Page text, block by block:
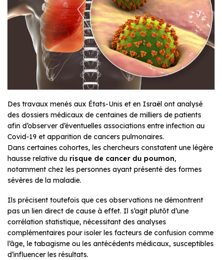
Des travaux menés aux États-Unis et en Israël ont analysé
des dossiers médicaux de centaines de milliers de patients
afin d’observer d’éventuelles associations entre infection au
Covid-19 et apparition de cancers pulmonaires.
Dans certaines cohortes, les chercheurs constatent une légère
hausse relative du risque de cancer du poumon,
notamment chez les personnes ayant présenté des formes
sévères de la maladie.
Ils précisent toutefois que ces observations ne démontrent
pas un lien direct de cause à effet. Il s’agit plutôt d’une
corrélation statistique, nécessitant des analyses
complémentaires pour isoler les facteurs de confusion comme
l’âge, le tabagisme ou les antécédents médicaux, susceptibles
d’influencer les résultats.